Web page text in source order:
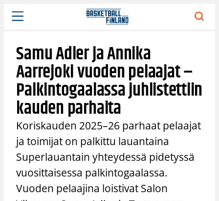
Siirry
sisältöön
Samu Adler ja Annika
Aarrejoki vuoden pelaajat –
Palkintogaalassa juhlistettiin
kauden parhaita
Koriskauden 2025–26 parhaat pelaajat
ja toimijat on palkittu lauantaina
Superlauantain yhteydessä pidetyssä
vuosittaisessa palkintogaalassa.
Vuoden pelaajina loistivat Salon